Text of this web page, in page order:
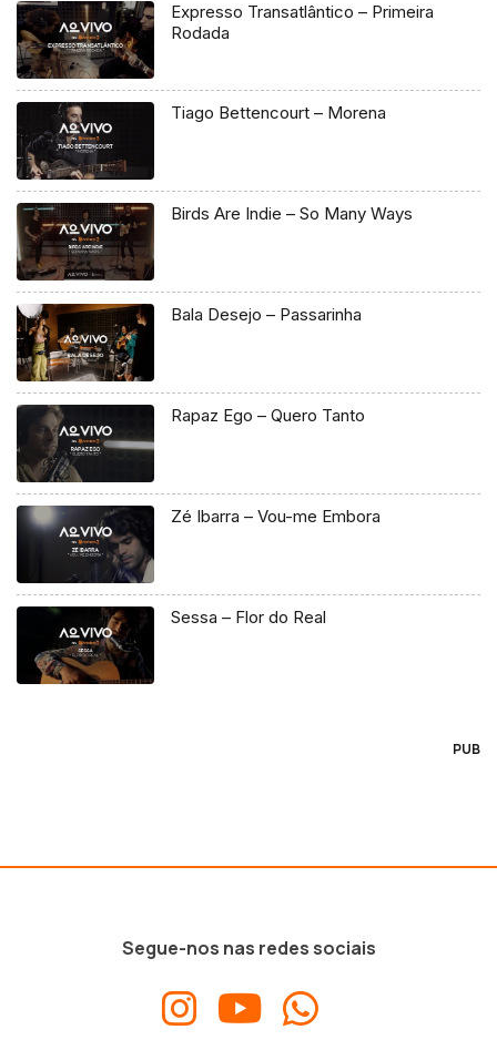
Expresso Transatlântico – Primeira
Rodada
Tiago Bettencourt – Morena
Birds Are Indie – So Many Ways
Bala Desejo – Passarinha
Rapaz Ego – Quero Tanto
Zé Ibarra – Vou-me Embora
Sessa – Flor do Real
PUB
Segue-nos nas redes sociais